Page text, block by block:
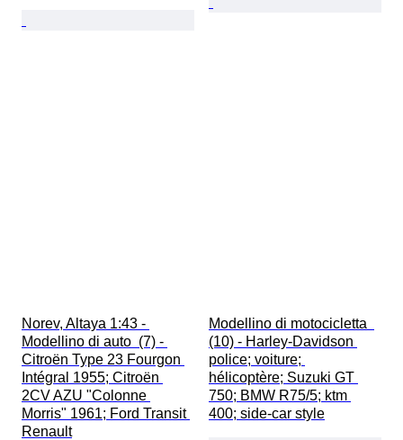
Norev, Altaya 1:43 -
Modellino di auto  (7) -
Citroën Type 23 Fourgon
Intégral 1955; Citroën
2CV AZU "Colonne
Morris" 1961; Ford Transit
Renault
Modellino di motocicletta
(10) - Harley-Davidson
police; voiture;
hélicoptère; Suzuki GT
750; BMW R75/5; ktm
400; side-car style